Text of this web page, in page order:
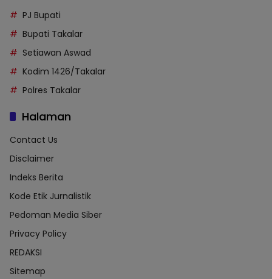
PJ Bupati
Bupati Takalar
Setiawan Aswad
Kodim 1426/Takalar
Polres Takalar
Halaman
Contact Us
Disclaimer
Indeks Berita
Kode Etik Jurnalistik
Pedoman Media Siber
Privacy Policy
REDAKSI
Sitemap